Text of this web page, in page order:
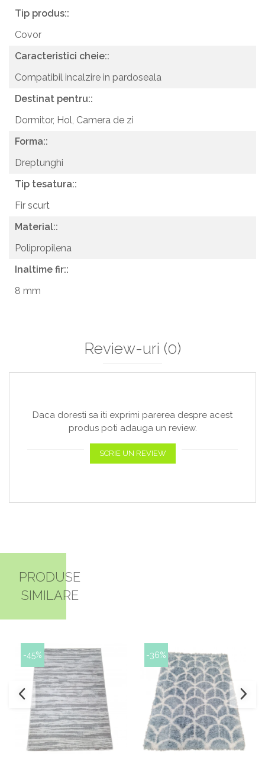
Tip produs::
Covor
Caracteristici cheie::
Compatibil incalzire in pardoseala
Destinat pentru::
Dormitor, Hol, Camera de zi
Forma::
Dreptunghi
Tip tesatura::
Fir scurt
Material::
Polipropilena
Inaltime fir::
8 mm
Review-uri (0)
Daca doresti sa iti exprimi parerea despre acest
produs poti adauga un review.
SCRIE UN REVIEW
PRODUSE
SIMILARE
-45% -36%